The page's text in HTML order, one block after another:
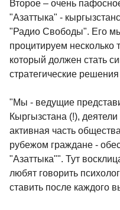
Второе – очень
"Азаттыка" -
"Радио Свободы". Его
процитируем несколько
который должен стать
стратегические
"Мы - ведущие
Кыргызстана (!),
активная часть
рубежом граждане -
"Азаттыка"". Тут
любят говорить
ставить после каждого